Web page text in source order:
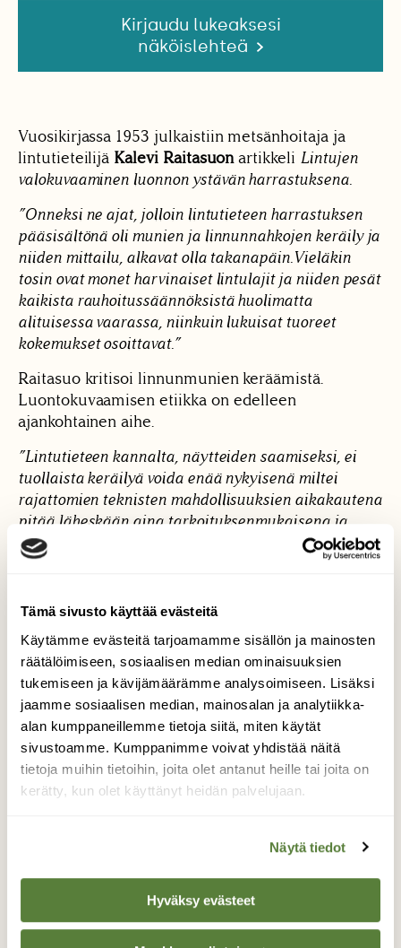
Tämä sivusto käyttää evästeitä
Käytämme evästeitä tarjoamamme sisällön ja mainosten
räätälöimiseen, sosiaalisen median ominaisuuksien
tukemiseen ja kävijämäärämme analysoimiseen. Lisäksi
jaamme sosiaalisen median, mainosalan ja analytiikka-
alan kumppaneillemme tietoja siitä, miten käytät
sivustoamme. Kumppanimme voivat yhdistää näitä
tietoja muihin tietoihin, joita olet antanut heille tai joita on
kerätty, kun olet käyttänyt heidän palvelujaan.
Näytä tiedot
Hyväksy evästeet
Kirjaudu lukeaksesi
näköislehteä
Vuosikirjassa 1953 julkaistiin metsänhoitaja ja
lintutieteilijä Kalevi Raitasuonartikkeli Lintujen
valokuvaaminen luonnon ystävän harrastuksena.
”Onneksi ne ajat, jolloin lintutieteen harrastuksen
pääsisältönä oli munien ja linnunnahkojen keräily ja
niiden mittailu, alkavat olla takanapäin.Vieläkin
tosin ovat monet harvinaiset lintulajit ja niiden pesät
kaikista rauhoitussäännöksistä huolimatta
alituisessa vaarassa, niinkuin lukuisat tuoreet
kokemukset osoittavat.”
Raitasuo kritisoi linnunmunien keräämistä.
Luontokuvaamisen etiikka on edelleen
ajankohtainen aihe.
”Lintutieteen kannalta, näytteiden saamiseksi, ei
tuollaista keräilyä voida enää nykyisenä miltei
rajattomien teknisten mahdollisuuksien aikakautena
pitää läheskään aina tarkoituksenmukaisena ja
hyväksyttävänä. Kameraa ja värifilmiä käyttämällä
saadaan harvinaisuuksista tietyssä mielessä ainakin
lasikaappeihin!”
”Muuan tunnettu lintu- ja luonnonsuojelumies, joka
ei itse valokuvaa, on väittänyt, että lintuvalokuvaajat
aiheuttavat paljon vahinkoa ”metsästysmaillaan”. Jos
tälläinen syytös pitäisi yleensä paikkansa, olisi
tietysti koko harrastus tuomittava. Näin ei
kuitenkaan ole asianlaita.”
”Ennen kuin ryhtyy valokuvaamaan lintuja, on
Tilaa lehti tästä